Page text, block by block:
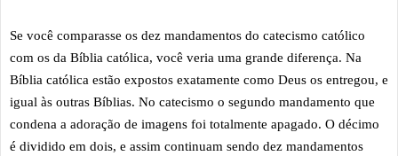
Se você comparasse os dez mandamentos do catecismo católico
com os da Bíblia católica, você veria uma grande diferença. Na
Bíblia católica estão expostos exatamente como Deus os entregou, e
igual às outras Bíblias. No catecismo o segundo mandamento que
condena a adoração de imagens foi totalmente apagado. O décimo
é dividido em dois, e assim continuam sendo dez mandamentos